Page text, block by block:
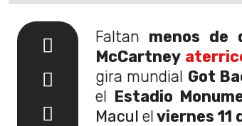
Faltan menos de
McCartney
gira mundial Got
el Estadio
Macul el viernes 11